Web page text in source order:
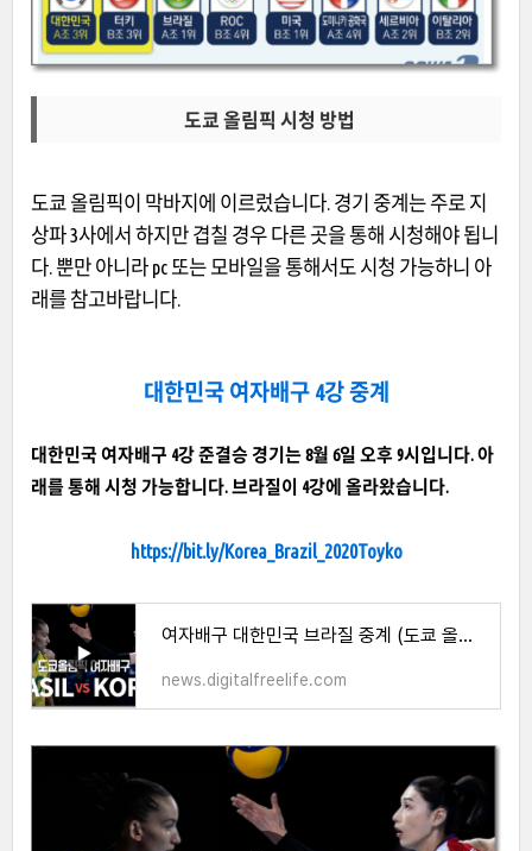
도쿄 올림픽 시청 방법
도쿄 올림픽이 막바지에 이르렀습니다. 경기 중계는 주로 지
상파 3사에서 하지만 겹칠 경우 다른 곳을 통해 시청해야 됩니
다. 뿐만 아니라 pc 또는 모바일을 통해서도 시청 가능하니 아
래를 참고바랍니다.
대한민국 여자배구 4강 중계
대한민국 여자배구 4강 준결승 경기는 8월 6일 오후 9시입니다. 아
래를 통해 시청 가능합니다. 브라질이 4강에 올라왔습니다.
https://bit.ly/Korea_Brazil_2020Toyko
여자배구 대한민국 브라질 중계 (도쿄 올림픽 4강)
news.digitalfreelife.com